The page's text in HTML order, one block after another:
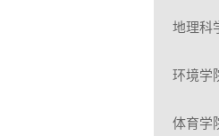
地理科
环境学
体育学